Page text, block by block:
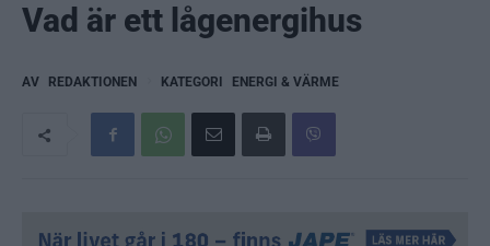
Vad är ett lågenergihus
AV REDAKTIONEN KATEGORI ENERGI & VÄRME